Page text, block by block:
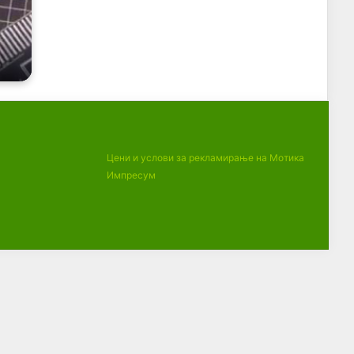
Цени и услови за рекламирање на Мотика
Импресум